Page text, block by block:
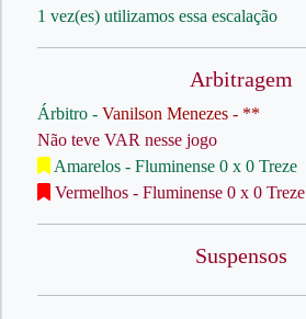
1 vez(es) utilizamos essa escalação
Arbitragem
Árbitro - Vanilson Menezes - **
Não teve VAR nesse jogo
Amarelos - Fluminense 0 x 0 Treze
Vermelhos - Fluminense 0 x 0 Treze
Suspensos